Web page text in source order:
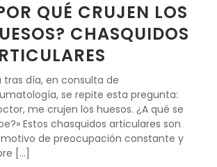
QUÉ CRUJEN LOS
CHASQUIDOS
tras día, en consulta de
se repite esta pregunta:
me crujen los huesos. ¿A qué se
Estos chasquidos articulares son
de preocupación constante y
[...]